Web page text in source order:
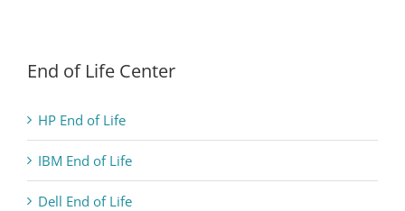
End of Life Center
HP End of Life
IBM End of Life
Dell End of Life